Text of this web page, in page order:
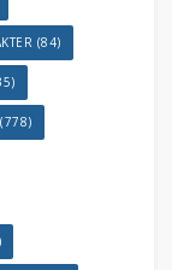
(84)
(778)